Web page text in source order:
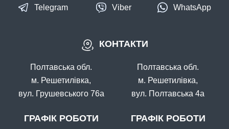
КОНТАКТИ
Полтавська обл.
м. Решетилівка,
вул. Грушевського 76а
ГРАФІК РОБОТИ
Полтавська обл.
м. Решетилівка,
вул. Полтавська 4а
ГРАФІК РОБОТИ
Telegram Viber WhatsApp